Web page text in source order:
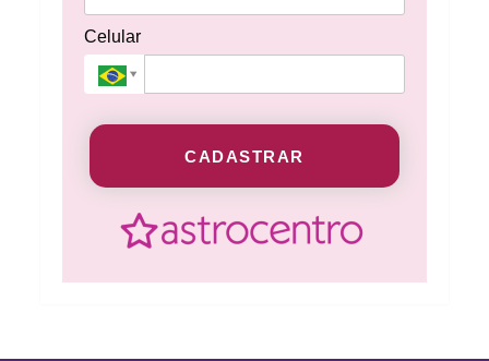
Celular
CADASTRAR